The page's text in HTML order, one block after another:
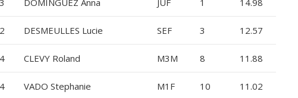
DESMEULLES Lucie SEF 3 12.57
CLEVY Roland M3M 8 11.88
VADO Stephanie M1F 10 11.02